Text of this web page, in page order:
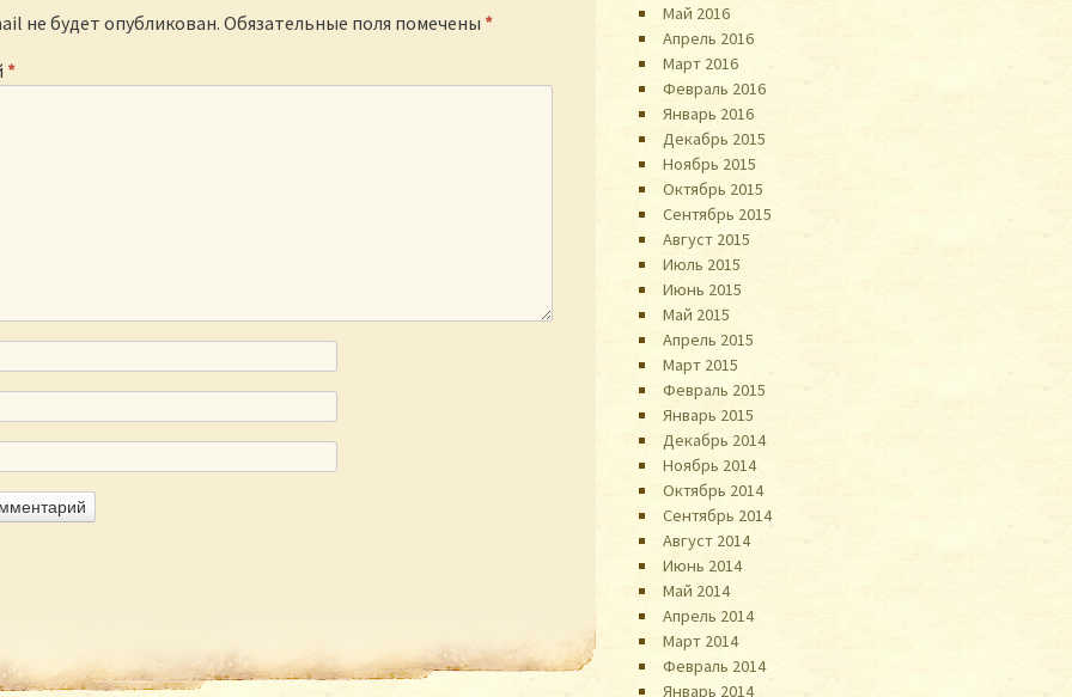
не будет опубликован. Обязательные поля помечены *
*
Май 2016
Апрель 2016
Март 2016
Февраль 2016
Январь 2016
Декабрь 2015
Ноябрь 2015
Октябрь 2015
Сентябрь 2015
Август 2015
Июль 2015
Июнь 2015
Май 2015
Апрель 2015
Март 2015
Февраль 2015
Январь 2015
Декабрь 2014
Ноябрь 2014
Октябрь 2014
Сентябрь 2014
Август 2014
Июнь 2014
Май 2014
Апрель 2014
Март 2014
Февраль 2014
Январь 2014